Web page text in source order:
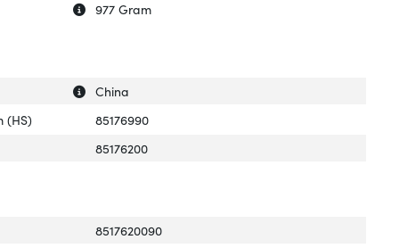
Uitleg over 'Gewicht verpakking'
Verberg uitleg over 'Gewicht verpakking'
977 Gram
Uitleg over 'Land van herkomst'
Verberg uitleg over 'Land van herkomst'
China
(HS)
85176990
85176200
8517620090